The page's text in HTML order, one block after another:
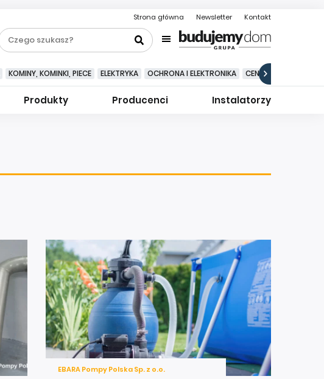
Strona główna Newsletter Kontakt
KOMINY, KOMINKI, PIECE ELEKTRYKA OCHRONA I ELEKTRONIKA CENTRALNE
Produkty Producenci Instalatorzy
EBARA Pompy Polska Sp. z o.o.